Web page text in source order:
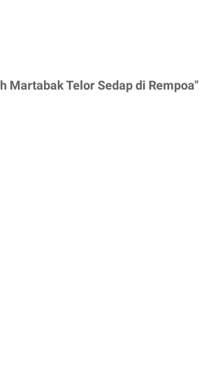
Martabak Telor Sedap di Rempoa"